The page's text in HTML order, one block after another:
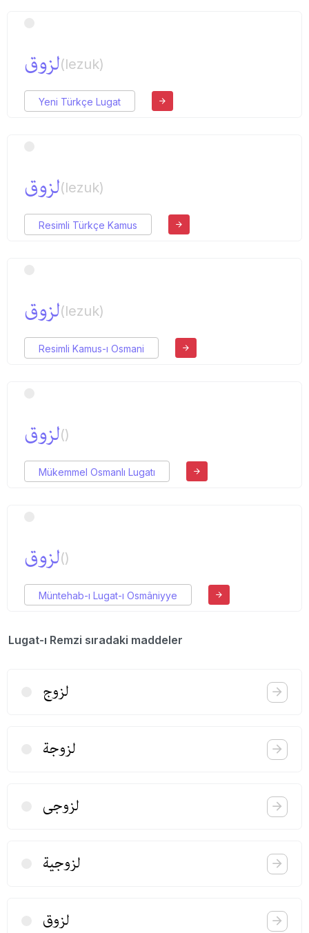
لزوق(lezuk)
Yeni Türkçe Lugat
لزوق(lezuk)
Resimli Türkçe Kamus
لزوق(lezuk)
Resimli Kamus-ı Osmani
لزوق()
Mükemmel Osmanlı Lugatı
لزوق()
Müntehab-ı Lugat-ı Osmâniyye
Lugat-ı Remzi sıradaki maddeler
لزوج
لزوجة
لزوجی
لزوجیة
لزوق